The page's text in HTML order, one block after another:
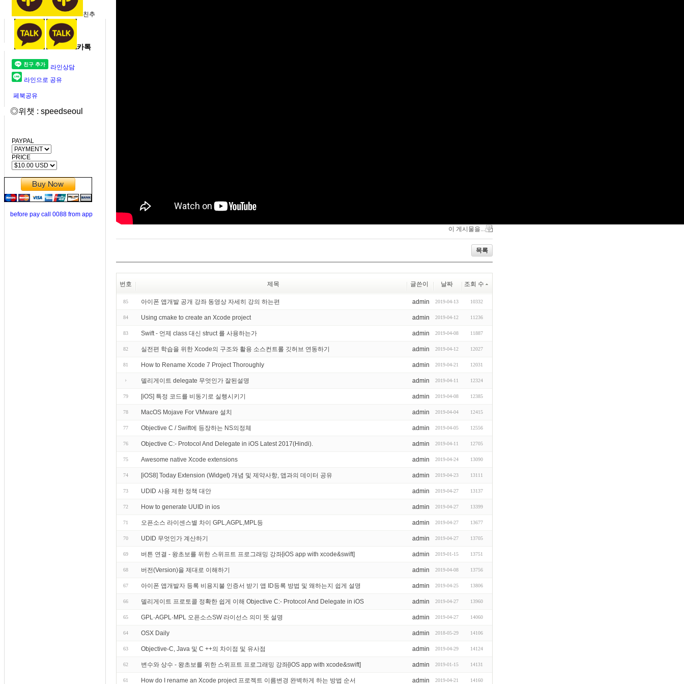
친추
카톡
라인상담
라인으로 공유
페북공유
◎위챗 : speedseoul
PAYPAL
PRICE
before pay call 0088 from app
이 게시물을...
목록
번호 제목 글쓴이 날짜 조회 수
85 아이폰 앱개발 공개 강좌 동영상 자세히 강의 하는편 admin 2019-04-13 10332
84 Using cmake to create an Xcode project admin 2019-04-12 11236
83 Swift - 언제 class 대신 struct 를 사용하는가 admin 2019-04-08 11887
82 실전편 학습을 위한 Xcode의 구조와 활용 소스컨트롤 깃허브 연동하기 admin 2019-04-12 12027
81 How to Rename Xcode 7 Project Thoroughly admin 2019-04-21 12031
델리게이트 delegate 무엇인가 잘된설명 admin 2019-04-11 12324
79 [iOS] 특정 코드를 비동기로 실행시키기 admin 2019-04-08 12385
78 MacOS Mojave For VMware 설치 admin 2019-04-04 12415
77 Objective C / Swift에 등장하는 NS의정체 admin 2019-04-05 12556
76 Objective C:- Protocol And Delegate in iOS Latest 2017(Hindi). admin 2019-04-11 12705
75 Awesome native Xcode extensions admin 2019-04-24 13090
74 [iOS8] Today Extension (Widget) 개념 및 제약사항, 앱과의 데이터 공유 admin 2019-04-23 13111
73 UDID 사용 제한 정책 대안 admin 2019-04-27 13137
72 How to generate UUID in ios admin 2019-04-27 13399
71 오픈소스 라이센스별 차이 GPL,AGPL,MPL등 admin 2019-04-27 13677
70 UDID 무엇인가 계산하기 admin 2019-04-27 13705
69 버튼 연결 - 왕초보를 위한 스위프트 프로그래밍 강좌[iOS app with xcode&swift] admin 2019-01-15 13751
68 버전(Version)을 제대로 이해하기 admin 2019-04-08 13756
67 아이폰 앱개발자 등록 비용지불 인증서 받기 앱 ID등록 방법 및 왜하는지 쉽게 설명 admin 2019-04-25 13806
66 델리게이트 프로토콜 정확한 쉽게 이해 Objective C:- Protocol And Delegate in iOS admin 2019-04-27 13960
65 GPL·AGPL·MPL 오픈소스SW 라이선스 의미 뜻 설명 admin 2019-04-27 14060
64 OSX Daily admin 2018-05-29 14106
63 Objective-C, Java 및 C ++의 차이점 및 유사점 admin 2019-04-29 14124
62 변수와 상수 - 왕초보를 위한 스위프트 프로그래밍 강좌[iOS app with xcode&swift] admin 2019-01-15 14131
61 How do I rename an Xcode project 프로젝트 이름변경 완벽하게 하는 방법 순서 admin 2019-04-21 14160